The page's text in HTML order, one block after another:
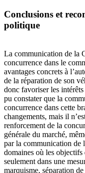
Conclusions et
politique
La communication de la
concurrence dans le
avantages concrets à
de la réparation de son
donc favoriser les
pu constater que la
concurrence dans cette
changements, mais il
renforcement de la
générale du marché,
par la communication de
domaines où les objectifs
seulement dans une
marquisme, séparation